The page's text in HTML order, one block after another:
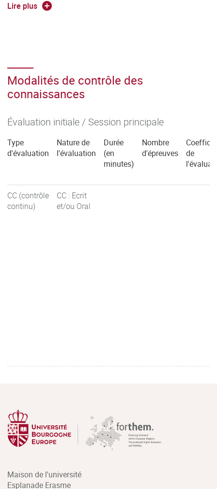
Lire plus
Modalités de contrôle des
connaissances
Évaluation initiale / Session principale
Type
d'évaluation
Nature de
l'évaluation
Durée
(en
minutes)
Nombre
d'épreuves
de
CC (contrôle
continu)
CC : Ecrit
et/ou Oral
Maison de l'université
Esplanade Erasme